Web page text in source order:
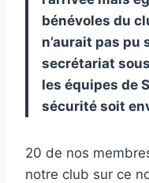
bénévoles du
n’aurait pas pu
secrétariat
les équipes de
sécurité soit
20 de nos
notre club sur ce